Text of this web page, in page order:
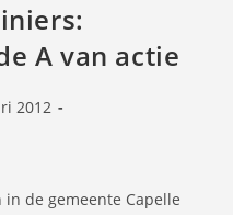
A van actie
2012
de gemeente Capelle